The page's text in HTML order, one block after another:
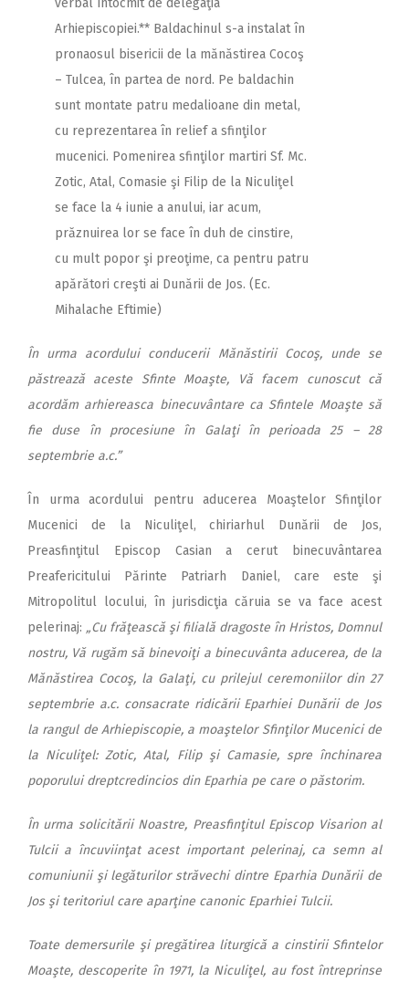
Arhiepiscopiei.** Baldachinul s-a instalat în
pronaosul bisericii de la mănăstirea Cocoş
– Tulcea, în partea de nord. Pe baldachin
sunt montate patru medalioane din metal,
cu reprezentarea în relief a sfinţilor
mucenici. Pomenirea sfinţilor martiri Sf. Mc.
Zotic, Atal, Comasie şi Filip de la Niculiţel
se face la 4 iunie a anului, iar acum,
prăznuirea lor se face în duh de cinstire,
cu mult popor şi preoţime, ca pentru patru
apărători creşti ai Dunării de Jos. (Ec.
Mihalache Eftimie)
În urma acordului conducerii Mănăstirii Cocoş, unde se
păstrează aceste Sfinte Moaşte, Vă facem cunoscut că
acordăm arhiereasca binecuvântare ca Sfintele Moaşte să
fie duse în procesiune în Galaţi în perioada 25 – 28
septembrie a.c.”
În urma acordului pentru aducerea Moaştelor Sfinţilor
Mucenici de la Niculiţel, chiriarhul Dunării de Jos,
Preasfinţitul Episcop Casian a cerut binecuvântarea
Preafericitului Părinte Patriarh Daniel, care este şi
Mitropolitul locului, în jurisdicţia căruia se va face acest
pelerinaj: „Cu frăţească şi filială dragoste în Hristos, Domnul
nostru, Vă rugăm să binevoiţi a binecuvânta aducerea, de la
Mănăstirea Cocoş, la Galaţi, cu prilejul ceremoniilor din 27
septembrie a.c. consacrate ridicării Eparhiei Dunării de Jos
la rangul de Arhiepiscopie, a moaştelor Sfinţilor Mucenici de
la Niculiţel: Zotic, Atal, Filip şi Camasie, spre închinarea
poporului dreptcredincios din Eparhia pe care o păstorim.
În urma solicitării Noastre, Preasfinţitul Episcop Visarion al
Tulcii a încuviinţat acest important pelerinaj, ca semn al
comuniunii şi legăturilor străvechi dintre Eparhia Dunării de
Jos şi teritoriul care aparţine canonic Eparhiei Tulcii.
Toate demersurile şi pregătirea liturgică a cinstirii Sfintelor
Moaşte, descoperite în 1971, la Niculiţel, au fost întreprinse